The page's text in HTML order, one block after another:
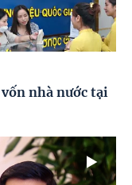
nhà nước tại